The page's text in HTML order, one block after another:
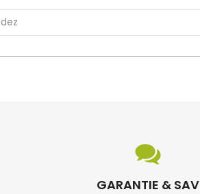
GARANTIE & SAV